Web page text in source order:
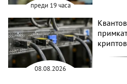
преди 19 часа
08.08.2026